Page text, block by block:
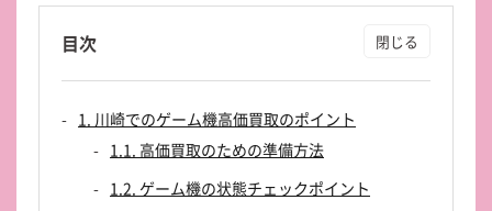
目次
1. 川崎でのゲーム機高価買取のポイント
1.1. 高価買取のための準備方法
1.2. ゲーム機の状態チェックポイント